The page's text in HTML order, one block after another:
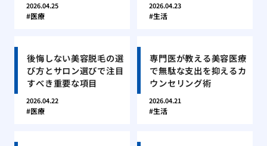
2026.04.25
医療
2026.04.23
生活
後悔しない美容脱毛の選
び方とサロン選びで注目
すべき重要な項目
2026.04.22
医療
専門医が教える美容医療
で無駄な支出を抑えるカ
ウンセリング術
2026.04.21
生活